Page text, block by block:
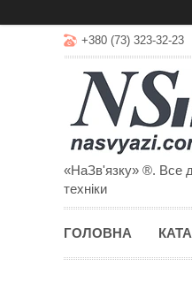
+380 (73) 323-32-23
«НаЗв'язку» ®. Все
техніки
ГОЛОВНА